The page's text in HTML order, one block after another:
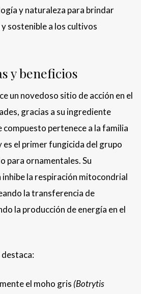
y naturaleza para brindar
sostenible a los cultivos
y beneficios
un novedoso sitio de acción en el
gracias a su ingrediente
pertenece a la familia
es el primer fungicida del grupo
para ornamentales. Su
inhibe la respiración mitocondrial
la transferencia de
la producción de energía en el
destaca:
el moho gris (Botrytis